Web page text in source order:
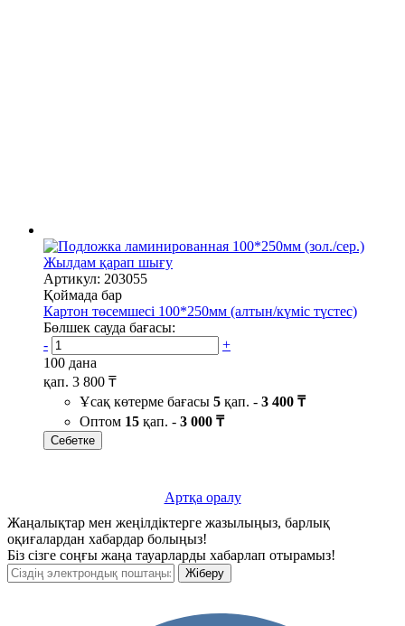
Жылдам қарап шығу
Артикул: 203055
Қоймада бар
Картон төсемшесі 100*250мм (алтын/күміс түстес)
Бөлшек сауда бағасы:
-
+
100 дана
қап. 3 800 ₸
Ұсақ көтерме бағасы 5 қап. - 3 400 ₸
Оптом 15 қап. - 3 000 ₸
Себетке
Артқа оралу
Жаңалықтар мен жеңілдіктерге жазылыңыз, барлық
оқиғалардан хабардар болыңыз!
Біз сізге соңғы жаңа тауарларды хабарлап отырамыз!